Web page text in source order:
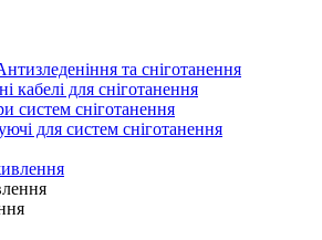
та сніготанення
кабелі для сніготанення
систем сніготанення
для систем сніготанення